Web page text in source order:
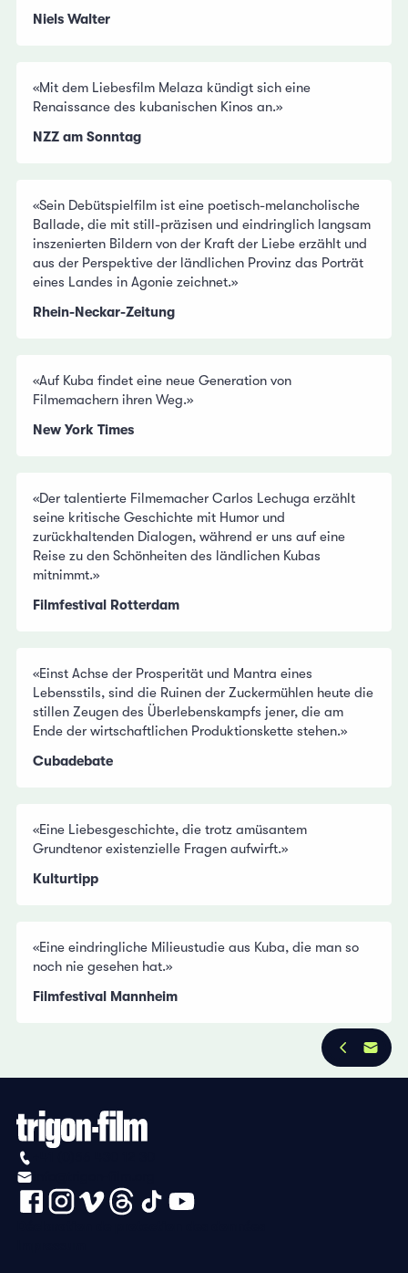
Niels Walter
«Mit dem Liebesfilm Melaza kündigt sich eine
Renaissance des kubanischen Kinos an.»
NZZ am Sonntag
«Sein Debütspielfilm ist eine poetisch-melancholische
Ballade, die mit still-präzisen und eindringlich langsam
inszenierten Bildern von der Kraft der Liebe erzählt und
aus der Perspektive der ländlichen Provinz das Porträt
eines Landes in Agonie zeichnet.»
Rhein-Neckar-Zeitung
«Auf Kuba findet eine neue Generation von
Filmemachern ihren Weg.»
New York Times
«Der talentierte Filmemacher Carlos Lechuga erzählt
seine kritische Geschichte mit Humor und
zurückhaltenden Dialogen, während er uns auf eine
Reise zu den Schönheiten des ländlichen Kubas
mitnimmt.»
Filmfestival Rotterdam
«Einst Achse der Prosperität und Mantra eines
Lebensstils, sind die Ruinen der Zuckermühlen heute die
stillen Zeugen des Überlebenskampfs jener, die am
Ende der wirtschaftlichen Produktionskette stehen.»
Cubadebate
«Eine Liebesgeschichte, die trotz amüsantem
Grundtenor existenzielle Fragen aufwirft.»
Kulturtipp
«Eine eindringliche Milieustudie aus Kuba, die man so
noch nie gesehen hat.»
Filmfestival Mannheim